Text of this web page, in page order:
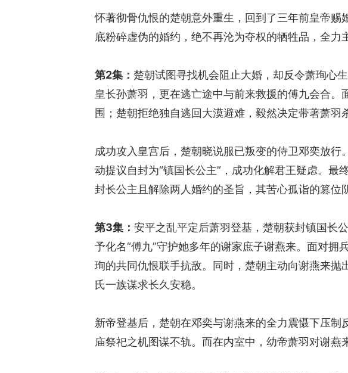
怀著彻骨仇恨的楚朝意外重生，回到了三年前皇帝
底粉碎虚伪的婚约，绝不再沦为夺权的牺牲品，全力
第2集： 楚朝试图寻找机会阻止大婚，却反令萧珣心
皇长孙萧羽，更在逃亡途中与前来救援的傅九会合
围；楚朝拒绝独自逃回大漠避难，毅然决定带著萧羽
成功攻入皇宫后，楚朝晓说服已叛变的侍卫邓奕放
动提议自封为“镇国长公主”，成功化解君王疑虑。
封长公主且解除两人婚约的圣旨，其苦心孤诣的篡位
第3集： 安平之乱平定后萧羽登基，楚朝获封镇国长
予化名“傅九”守护她多年的谢家庶子谢燕来。面对
珣的共同仇恨联手抗敌。同时，楚朝主动向谢燕来
氏一族谋求长久安稳。
新帝登基后，楚朝在邓奕与谢燕来的全力震慑下压
庙祭祀之机图谋不轨。而在内室中，幼帝萧羽对谢燕